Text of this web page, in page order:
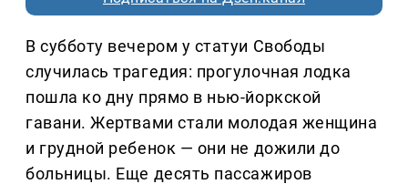
В субботу вечером у статуи Свободы
случилась трагедия: прогулочная лодка
пошла ко дну прямо в нью-йоркской
гавани. Жертвами стали молодая женщина
и грудной ребенок — они не дожили до
больницы. Еще десять пассажиров